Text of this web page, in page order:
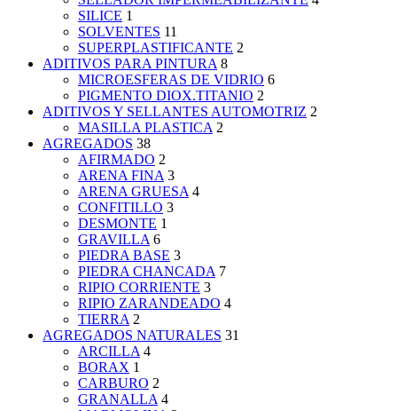
SILICE 1
SOLVENTES 11
SUPERPLASTIFICANTE 2
ADITIVOS PARA PINTURA 8
MICROESFERAS DE VIDRIO 6
PIGMENTO DIOX.TITANIO 2
ADITIVOS Y SELLANTES AUTOMOTRIZ 2
MASILLA PLASTICA 2
AGREGADOS 38
AFIRMADO 2
ARENA FINA 3
ARENA GRUESA 4
CONFITILLO 3
DESMONTE 1
GRAVILLA 6
PIEDRA BASE 3
PIEDRA CHANCADA 7
RIPIO CORRIENTE 3
RIPIO ZARANDEADO 4
TIERRA 2
AGREGADOS NATURALES 31
ARCILLA 4
BORAX 1
CARBURO 2
GRANALLA 4